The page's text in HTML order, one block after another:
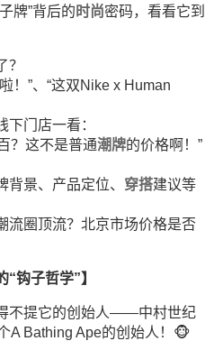
牌”背后的 时尚密码，看看它到
！”、“这双Nike x Human
门店一看：
？这不是普通潮牌的价格啊！”
景、产品定位、 穿搭建议等
流圈顶流？北京市场价格是否
钩子哲学”】
不提它的创始人——中村世纪
A Bathing Ape的创始人！🐵